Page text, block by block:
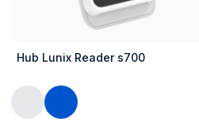
Hub Lunix Reader s700